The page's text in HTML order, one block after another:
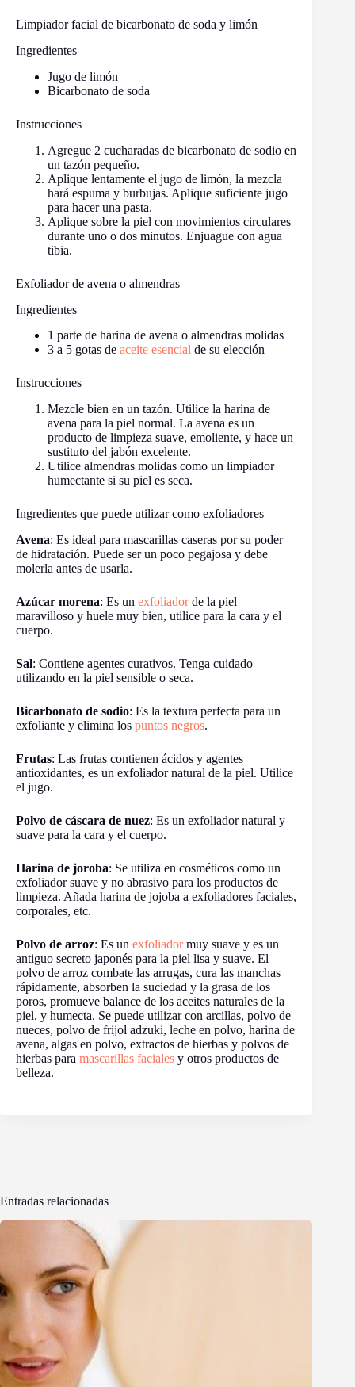
Limpiador facial de bicarbonato de soda y limón
Ingredientes
Jugo de limón
Bicarbonato de soda
Instrucciones
Agregue 2 cucharadas de bicarbonato de sodio en
un tazón pequeño.
Aplique lentamente el jugo de limón, la mezcla
hará espuma y burbujas. Aplique suficiente jugo
para hacer una pasta.
Aplique sobre la piel con movimientos circulares
durante uno o dos minutos. Enjuague con agua
tibia.
Exfoliador de avena o almendras
Ingredientes
1 parte de harina de avena o almendras molidas
3 a 5 gotas de aceite esencial de su elección
Instrucciones
Mezcle bien en un tazón. Utilice la harina de
avena para la piel normal. La avena es un
producto de limpieza suave, emoliente, y hace un
sustituto del jabón excelente.
Utilice almendras molidas como un limpiador
humectante si su piel es seca.
Ingredientes que puede utilizar como exfoliadores
Avena: Es ideal para mascarillas caseras por su poder
de hidratación. Puede ser un poco pegajosa y debe
molerla antes de usarla.
Azúcar morena: Es un exfoliadorde la piel
maravilloso y huele muy bien, utilice para la cara y el
cuerpo.
Sal: Contiene agentes curativos. Tenga cuidado
utilizando en la piel sensible o seca.
Bicarbonato de sodio: Es la textura perfecta para un
exfoliante y elimina los puntos negros.
Frutas: Las frutas contienen ácidos y agentes
antioxidantes, es un exfoliador natural de la piel. Utilice
el jugo.
Polvo de cáscara de nuez: Es un exfoliador natural y
suave para la cara y el cuerpo.
Harina de joroba: Se utiliza en cosméticos como un
exfoliador suave y no abrasivo para los productos de
limpieza. Añada harina de jojoba a exfoliadores faciales,
corporales, etc.
Polvo de arroz: Es un exfoliadormuy suave y es un
antiguo secreto japonés para la piel lisa y suave. El
polvo de arroz combate las arrugas, cura las manchas
rápidamente, absorben la suciedad y la grasa de los
poros, promueve balance de los aceites naturales de la
piel, y humecta. Se puede utilizar con arcillas, polvo de
nueces, polvo de frijol adzuki, leche en polvo, harina de
avena, algas en polvo, extractos de hierbas y polvos de
hierbas para mascarillas faciales y otros productos de
belleza.
Entradas relacionadas